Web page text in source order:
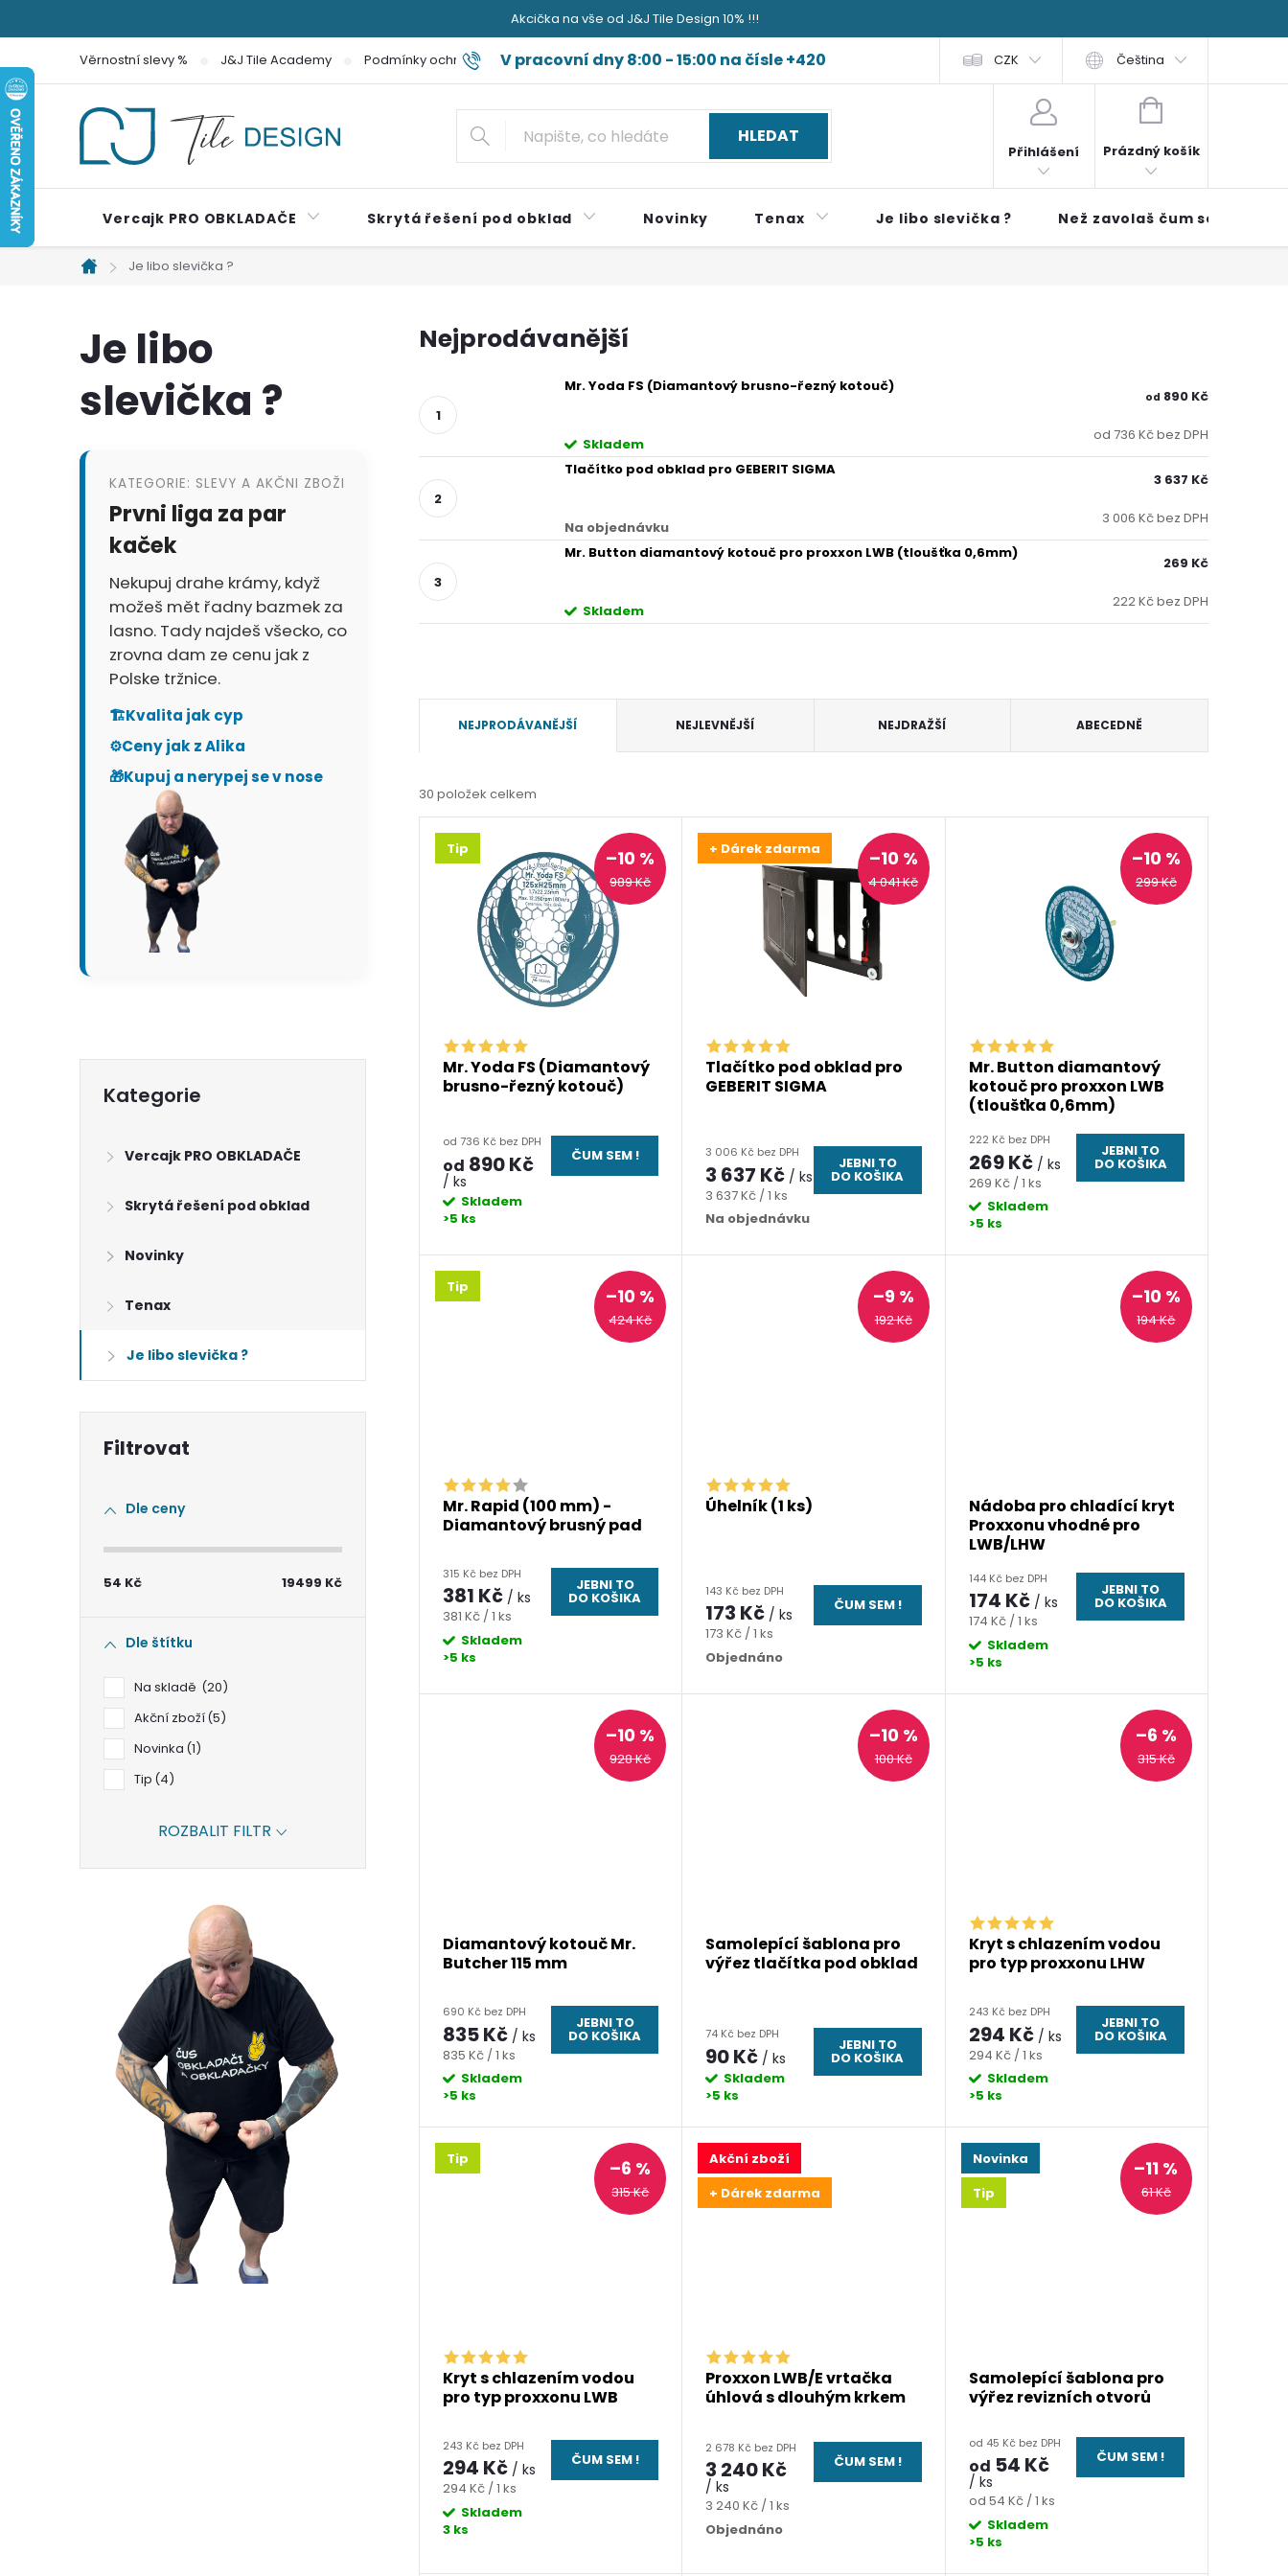
na
obsah
Akcička na vše od J&J Tile Design 10% !!!
V pracovní dny 8:00 - 15:00 na čísle +420
724 179 497
Věrnostní slevy % J&J Tile Academy Podmínky ochrany osobních údajů Blog jak sviňa nečum jak špok do nudli a čti Obchodní podmínky
CZK Čeština
HLEDAT
Přihlášení
NÁKUPNÍ KOŠÍK
Prázdný košík
Vercajk PRO OBKLADAČE Skrytá řešení pod obklad Novinky Tenax Je libo slevička ? Než zavolaš čum sem!!
Domů
Je libo slevička ?
Je libo
slevička ?
KATEGORIE: SLEVY A AKČNI ZBOŽI
Prvni liga za par
kaček
Nekupuj drahe krámy, když
možeš mět řadny bazmek za
lasno. Tady najdeš všecko, co
zrovna dam ze cenu jak z
Polske tržnice.
🏗️Kvalita jak cyp
⚙️Ceny jak z Alika
🎁Kupuj a nerypej se v nose
a
n
n
kategorie
Kategorie
Vercajk PRO OBKLADAČE
Skrytá řešení pod obklad
Novinky
Tenax
Je libo slevička ?
Dle ceny
54 Kč 19499 Kč
Dle štítku
Na skladě
20
Akční zboží 5
Novinka 1
Tip 4
ROZBALIT FILTR
Nejprodávanější
Mr. Yoda FS (Diamantový brusno-řezný kotouč)
Skladem
od 890 Kč
od 736 Kč bez DPH
Tlačítko pod obklad pro GEBERIT SIGMA
Na objednávku
3 637 Kč
3 006 Kč bez DPH
Mr. Button diamantový kotouč pro proxxon LWB (tloušťka 0,6mm)
Skladem
269 Kč
222 Kč bez DPH
a
z
e
k
NEJPRODÁVANĚJŠÍ NEJLEVNĚJŠÍ NEJDRAŽŠÍ ABECEDNĚ
30 položek celkem
V
u
k
Tip
989 Kč
–10 %
Mr. Yoda FS (Diamantový
brusno-řezný kotouč)
od 736 Kč bez DPH
od 890 Kč
/ ks
Skladem
>5 ks
ČUM SEM !
+ Dárek zdarma
4 041 Kč
–10 %
Tlačítko pod obklad pro
GEBERIT SIGMA
3 006 Kč bez DPH
3 637 Kč / ks
Měrná
cena:
3 637 Kč / 1 ks
Na objednávku
JEBNI TO
DO KOŠIKA
299 Kč
–10 %
Mr. Button diamantový
kotouč pro proxxon LWB
(tloušťka 0,6mm)
222 Kč bez DPH
269 Kč / ks
Měrná
cena:
269 Kč / 1 ks
Skladem
>5 ks
JEBNI TO
DO KOŠIKA
Tip
424 Kč
–10 %
Mr. Rapid (100 mm) -
Diamantový brusný pad
315 Kč bez DPH
381 Kč / ks
Měrná
cena:
381 Kč / 1 ks
Skladem
>5 ks
JEBNI TO
DO KOŠIKA
192 Kč
–9 %
Úhelník (1 ks)
143 Kč bez DPH
173 Kč / ks
Měrná
cena:
173 Kč / 1 ks
Objednáno
ČUM SEM !
194 Kč
–10 %
Nádoba pro chladící kryt
Proxxonu vhodné pro
LWB/LHW
144 Kč bez DPH
174 Kč / ks
Měrná
cena:
174 Kč / 1 ks
Skladem
>5 ks
JEBNI TO
DO KOŠIKA
928 Kč
–10 %
Diamantový kotouč Mr.
Butcher 115 mm
690 Kč bez DPH
835 Kč / ks
Měrná
cena:
835 Kč / 1 ks
Skladem
>5 ks
JEBNI TO
DO KOŠIKA
100 Kč
–10 %
Samolepící šablona pro
výřez tlačítka pod obklad
74 Kč bez DPH
90 Kč / ks
Skladem
>5 ks
JEBNI TO
DO KOŠIKA
315 Kč
–6 %
Kryt s chlazením vodou
pro typ proxxonu LHW
243 Kč bez DPH
294 Kč / ks
Měrná
cena:
294 Kč / 1 ks
Skladem
>5 ks
JEBNI TO
DO KOŠIKA
Tip
315 Kč
–6 %
Kryt s chlazením vodou
pro typ proxxonu LWB
243 Kč bez DPH
294 Kč / ks
Měrná
cena:
294 Kč / 1 ks
Skladem
3 ks
ČUM SEM !
Akční zboží
+ Dárek zdarma
Proxxon LWB/E vrtačka
úhlová s dlouhým krkem
2 678 Kč bez DPH
3 240 Kč
/ ks
Měrná
cena:
3 240 Kč / 1 ks
Objednáno
ČUM SEM !
Novinka
Tip
61 Kč
–11 %
Samolepící šablona pro
výřez revizních otvorů
od 45 Kč bez DPH
od 54 Kč
/ ks
Měrná
cena:
od 54 Kč / 1 ks
Skladem
>5 ks
ČUM SEM !